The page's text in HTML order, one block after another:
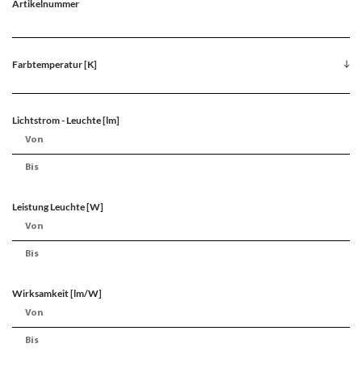
Artikelnummer
Farbtemperatur [K]
Lichtstrom - Leuchte [lm]
Leistung Leuchte [W]
Wirksamkeit [lm/W]